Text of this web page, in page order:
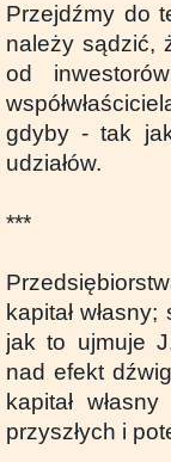
Przejdźmy do
należy sądzić,
od
gdyby - tak
udziałów.
***
kapitał
jak to ujmuje
nad efekt
kapitał
przyszłych i